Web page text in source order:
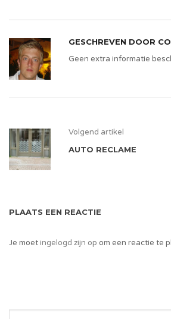
GESCHREVEN DOOR
Geen extra informatie
Volgend artikel
AUTO RECLAME
PLAATS EEN REACTIE
Je moetingelogd zijn op om een reactie te